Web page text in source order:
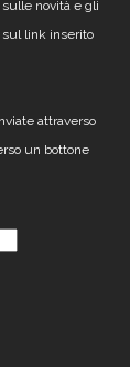
novità e gli
sul link inserito
attraverso
un bottone